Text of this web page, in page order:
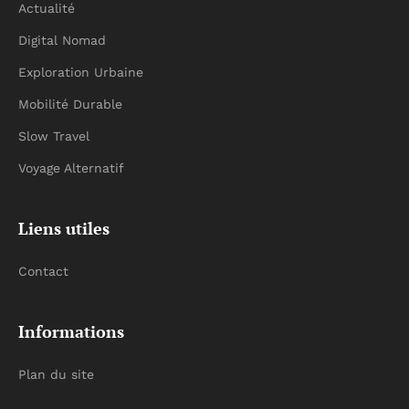
Actualité
Digital Nomad
Exploration Urbaine
Mobilité Durable
Slow Travel
Voyage Alternatif
Liens utiles
Contact
Informations
Plan du site